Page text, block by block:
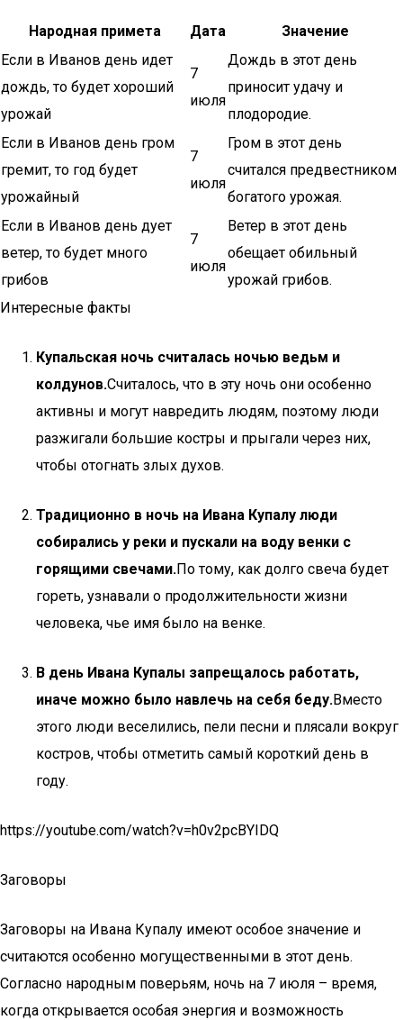
Народная примета Дата
Значение
Если в Иванов день идет
дождь, то будет хороший
урожай
7
июля
Дождь в этот день
приносит удачу и
плодородие.
Если в Иванов день гром
гремит, то год будет
урожайный
7
июля
Гром в этот день
считался предвестником
богатого урожая.
Если в Иванов день дует
ветер, то будет много
грибов
7
июля
Ветер в этот день
обещает обильный
урожай грибов.
Интересные факты
Купальская ночь считалась ночью ведьм и
колдунов.Считалось, что в эту ночь они особенно
активны и могут навредить людям, поэтому люди
разжигали большие костры и прыгали через них,
чтобы отогнать злых духов.
Традиционно в ночь на Ивана Купалу люди
собирались у реки и пускали на воду венки с
горящими свечами.По тому, как долго свеча будет
гореть, узнавали о продолжительности жизни
человека, чье имя было на венке.
В день Ивана Купалы запрещалось работать,
иначе можно было навлечь на себя беду.Вместо
этого люди веселились, пели песни и плясали вокруг
костров, чтобы отметить самый короткий день в
году.
https://youtube.com/watch?v=h0v2pcBYIDQ
Заговоры
Заговоры на Ивана Купалу имеют особое значение и
считаются особенно могущественными в этот день.
Согласно народным поверьям, ночь на 7 июля – время,
когда открывается особая энергия и возможность